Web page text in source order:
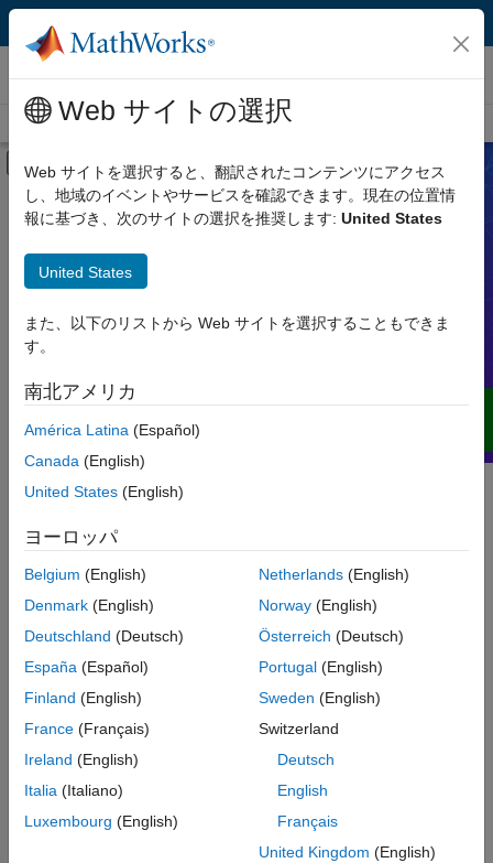
コンテンツへスキップ
ビデオ
ビデオ ホーム 検索
オフキャンバス ナビゲーション メ
製品
ビデオタイプ
用途
言語
ビデオ
Simulink、その他 MathWorks 製品、サ
メインコンテンツ
並べ替え
Web サイトの選択
Web サイトを選択すると、翻訳されたコンテンツにアクセス
し、地域のイベントやサービスを確認できます。現在の位置情
報に基づき、次のサイトの選択を推奨します: United States
United States
また、以下のリストから Web サイトを選択することもできま
す。
南北アメリカ
América Latina (Español)
Canada (English)
United States (English)
ヨーロッパ
Belgium (English)
Denmark (English)
Deutschland (Deutsch)
España (Español)
Finland (English)
France (Français)
Ireland (English)
Italia (Italiano)
Luxembourg (English)
Netherlands(English)
Norway(English)
Österreich (Deutsch)
Portugal(English)
Sweden (English)
Switzerland
Deutsch
English
Français
United Kingdom (English)